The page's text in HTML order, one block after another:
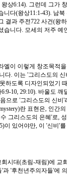
상6:14). 그런데 그가
니다(왕상11:1-43). 남
결과 주전722 사건(왕
습니다. 모세의 저주 예
엘이 이렇게 창조목적
다. 이는 '그리스도의
하도록 디자인되었기
10, 29:10). 바울도 깨
으로 '그리스도의 신비'
란 표현은, 인간
그리스도의 은혜'로,
이 있어야만, 이 '신비'
시대(초림-재림)에 교
과 '후천년주의자들'에